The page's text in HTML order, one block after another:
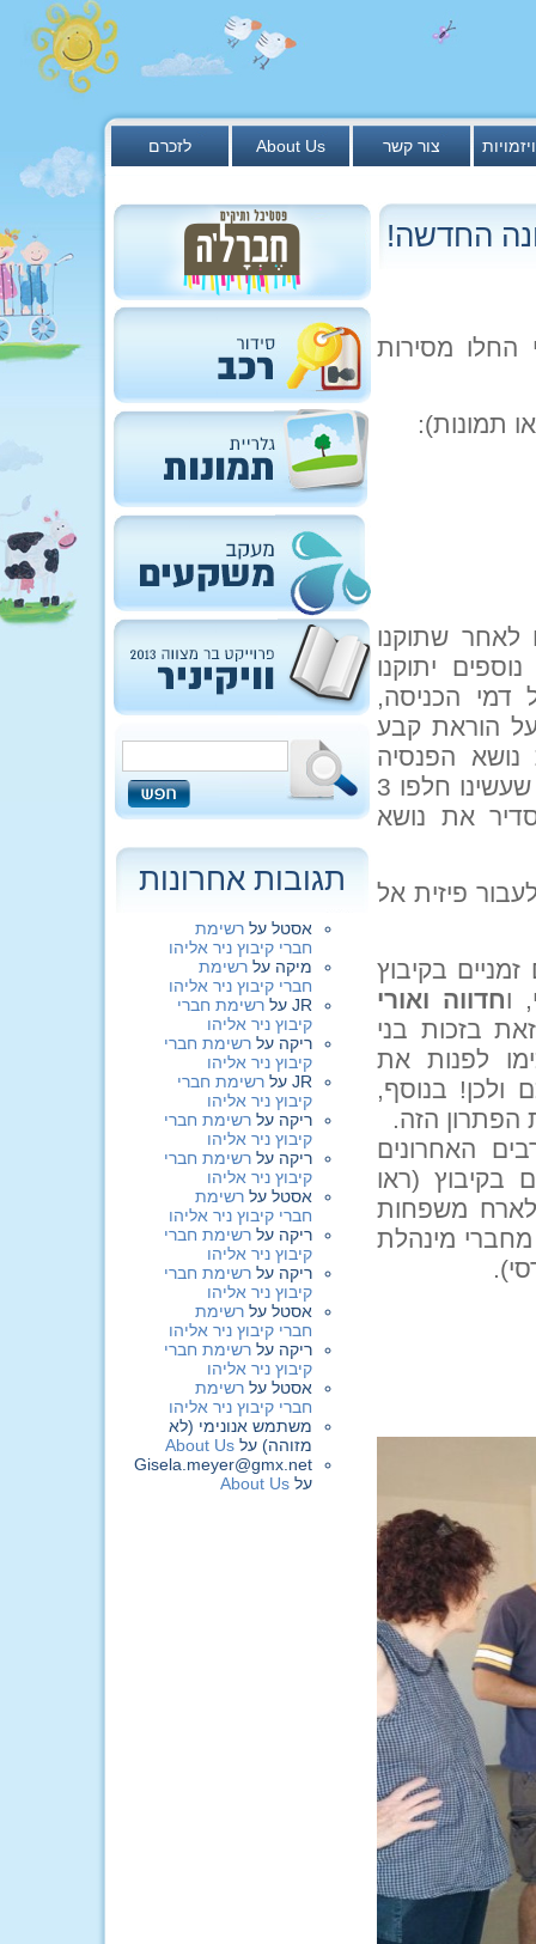
לזכרם About Us צור קשר
החדשה!
מסירות
תמונות):
לאחר שתוקנו
יתוקנו
הכניסה,
על הוראת קבע
הפנסיה
שלהם עפ"י החלטות הקיבוץ (מאז הבדיקה הקודמת שעשינו חלפו 3
את נושא
פיזית אל
בקיבוץ
, וחדווה ואורי
בזכות בני
לפנות את
בנוסף,
הפתרון הזה.
האחרונים
בקיבוץ (ראו
לארח משפחות
מחברי מינהלת
תגובות אחרונות
אסטל על רשימת
חברי קיבוץ ניר אליהו
מיקה על רשימת
חברי קיבוץ ניר אליהו
JR על רשימת חברי
קיבוץ ניר אליהו
ריקה על רשימת חברי
קיבוץ ניר אליהו
JR על רשימת חברי
קיבוץ ניר אליהו
ריקה על רשימת חברי
קיבוץ ניר אליהו
ריקה על רשימת חברי
קיבוץ ניר אליהו
אסטל על רשימת
חברי קיבוץ ניר אליהו
ריקה על רשימת חברי
קיבוץ ניר אליהו
ריקה על רשימת חברי
קיבוץ ניר אליהו
אסטל על רשימת
חברי קיבוץ ניר אליהו
ריקה על רשימת חברי
קיבוץ ניר אליהו
אסטל על רשימת
חברי קיבוץ ניר אליהו
משתמש אנונימי (לא
מזוהה) על About Us
Gisela.meyer@gmx.net
על About Us